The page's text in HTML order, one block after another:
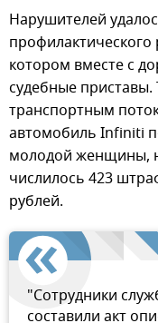
Нарушителей
котором вместе с
судебные приставы.
транспортным
автомобиль Infiniti
молодой женщины,
числилось 423
рублей.
"Сотрудники
составили акт